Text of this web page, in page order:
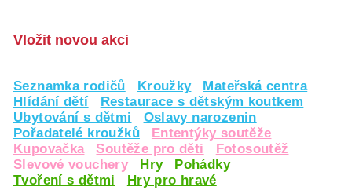
Vložit novou akci
Seznamka rodičů Kroužky
Mateřská centra
Hlídání dětí
Restaurace s dětským koutkem
Ubytování s dětmi
Oslavy narozenin
Pořadatelé kroužků
Ententýky soutěže
Kupovačka
Soutěže pro děti
Fotosoutěž
Slevové vouchery
Hry
Pohádky
Tvoření s dětmi
Hry pro hravé